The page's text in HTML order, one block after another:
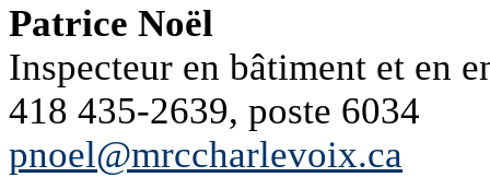
Patrice Noël
Inspecteur en bâtiment et en
418 435-2639, poste 6034
pnoel@mrccharlevoix.ca